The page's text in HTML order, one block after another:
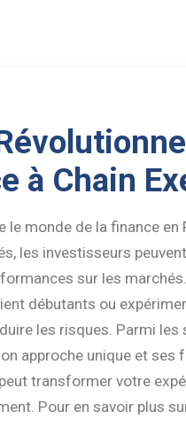
à Chain
monde de la finance en
les investisseurs
sur les
débutants ou
les risques. Parmi les
approche unique et ses
transformer votre
Pour en savoir plus